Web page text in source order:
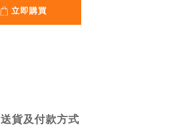
立即購買
送貨及付款方式